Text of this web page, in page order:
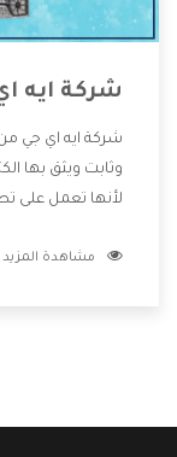
شركة ايه
شركة ايه اي جي
وثابت ويثق بها
لأنها تعمل على
وتقدم للعملاء
مشاهدة المزيد